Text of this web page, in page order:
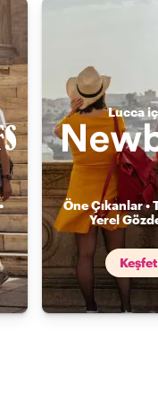
Lucca
Öne Çıkanlar •
Yerel
Keşfet